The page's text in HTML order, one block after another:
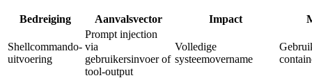
Bedreiging Aanvalsvector Impact
Shellcommando-
uitvoering
Prompt injection
via
gebruikersinvoer of
tool-output
Volledige
systeemovername